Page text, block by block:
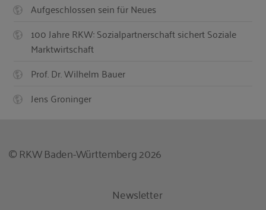
Aufgeschlossen sein für Neues
100 Jahre RKW: Sozialpartnerschaft sichert Soziale
Marktwirtschaft
Prof. Dr. Wilhelm Bauer
Jens Groninger
© RKW Baden-Württemberg 2026
Newsletter